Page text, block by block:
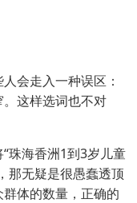
会走入一种误区：
这样选词也不对
珠海香洲1到3岁儿童
那无疑是很愚蠢透顶
体的数量，正确的